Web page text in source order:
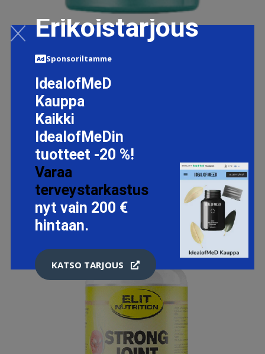
PRO-COLLAGEN ADVANCED EYE TREATMENT, 15ML
LISÄTIETOJA
Erikoistarjous
Sponsoriltamme
IdealofMeD
Kauppa
Kaikki
IdealofMeDin
tuotteet -20 %!
Varaa
terveystarkastus
nyt vain 200 €
hintaan.
KATSO TARJOUS